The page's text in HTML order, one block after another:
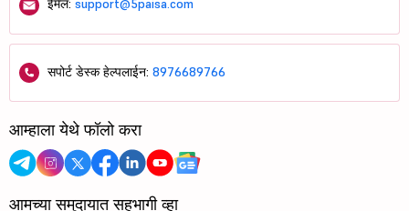
ईमेल: support@5paisa.com
सपोर्ट डेस्क हेल्पलाईन: 8976689766
आम्हाला येथे फॉलो करा
आमच्या समुदायात सहभागी व्हा